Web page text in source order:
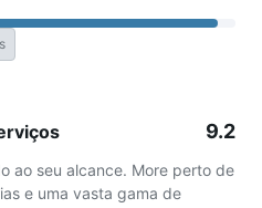
9.2
ao seu alcance. More perto de
e uma vasta gama de